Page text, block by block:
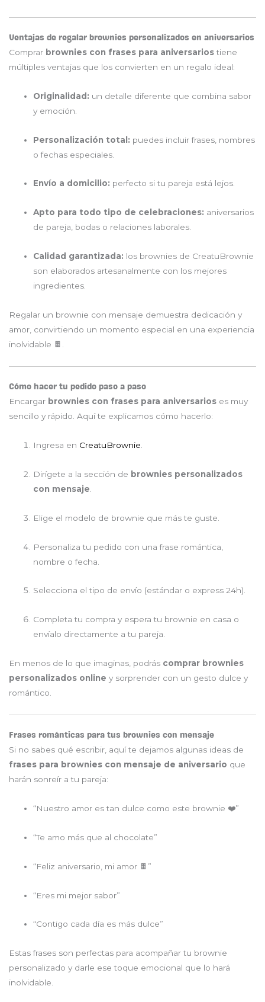
Ventajas de regalar brownies personalizados en aniversarios
Comprar brownies con frases para aniversariostiene
múltiples ventajas que los convierten en un regalo ideal:
Originalidad: un detalle diferente que combina sabor
y emoción.
Personalización total: puedes incluir frases, nombres
o fechas especiales.
Envío a domicilio: perfecto si tu pareja está lejos.
Apto para todo tipo de celebraciones: aniversarios
de pareja, bodas o relaciones laborales.
Calidad garantizada: los brownies de CreatuBrownie
son elaborados artesanalmente con los mejores
ingredientes.
Regalar un brownie con mensaje demuestra dedicación y
amor, convirtiendo un momento especial en una experiencia
inolvidable 🍫.
Cómo hacer tu pedido paso a paso
Encargar brownies con frases para aniversarios es muy
sencillo y rápido. Aquí te explicamos cómo hacerlo:
Ingresa en CreatuBrownie
Dirígete a la sección de brownies personalizados
con mensaje
Elige el modelo de brownie que más te guste.
Personaliza tu pedido con una frase romántica,
nombre o fecha.
Selecciona el tipo de envío (estándar o express 24h).
Completa tu compra y espera tu brownie en casa o
envíalo directamente a tu pareja.
En menos de lo que imaginas, podrás comprar brownies
personalizados online y sorprender con un gesto dulce y
romántico.
Frases románticas para tus brownies con mensaje
Si no sabes qué escribir, aquí te dejamos algunas ideas de
frases para brownies con mensaje de aniversario que
harán sonreír a tu pareja:
“Nuestro amor es tan dulce como este brownie ❤️”
“Te amo más que al chocolate”
“Feliz aniversario, mi amor 🍫”
“Eres mi mejor sabor”
“Contigo cada día es más dulce”
Estas frases son perfectas para acompañar tu brownie
personalizado y darle ese toque emocional que lo hará
inolvidable.